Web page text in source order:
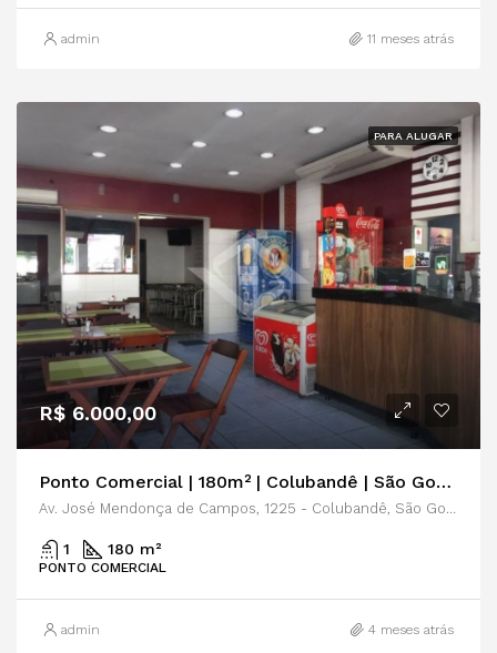
admin 11 meses atrás
PARA ALUGAR
R$ 6.000,00
Ponto Comercial | 180m² | Colubandê | São Gonçalo | Locação
Av. José Mendonça de Campos, 1225 - Colubandê, São Gonçalo - RJ, 24744-560
1 180 m²
PONTO COMERCIAL
admin 4 meses atrás